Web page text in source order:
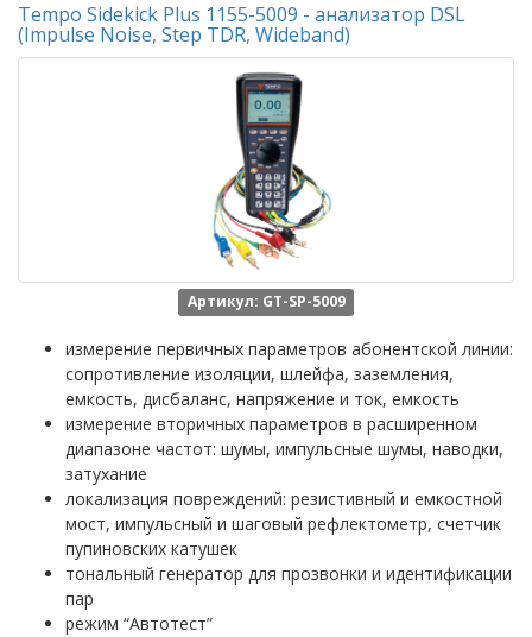
Tempo Sidekick Plus 1155-5009 - анализатор DSL
(Impulse Noise, Step TDR, Wideband)
Артикул: GT-SP-5009
измерение первичных параметров абонентской линии:
сопротивление изоляции, шлейфа, заземления,
емкость, дисбаланс, напряжение и ток, емкость
измерение вторичных параметров в расширенном
диапазоне частот: шумы, импульсные шумы, наводки,
затухание
локализация повреждений: резистивный и емкостной
мост, импульсный и шаговый рефлектометр, счетчик
пупиновских катушек
тональный генератор для прозвонки и идентификации
пар
режим “Автотест”